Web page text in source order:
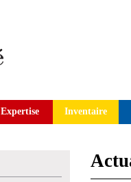
Expertise Inventaire